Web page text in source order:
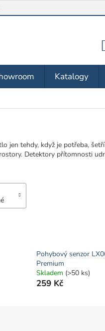
VRÁCENÍ ZBOŽÍ
Katalogy
jen tehdy, když je potřeba,
Detektory přítomnosti
Pohybový senzor
Premium
Skladem (>50 ks)
259 Kč